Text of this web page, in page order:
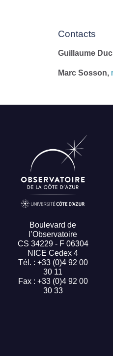
Contacts
Guillaume
Marc Sosson,
Boulevard de
l’Observatoire
CS 34229 - F 06304
NICE Cedex 4
Tél. : +33 (0)4 92 00
30 11
Fax : +33 (0)4 92 00
30 33